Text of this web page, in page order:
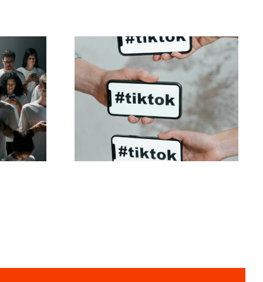
no
Melhores
configurações de
privacidade do TikTok
em 2024